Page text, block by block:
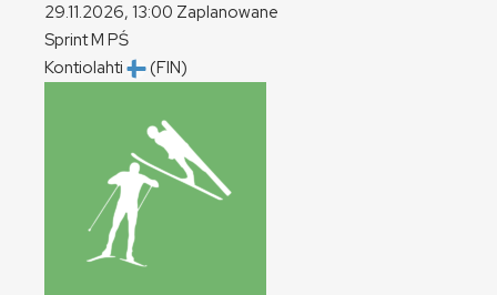
29.11.2026, 13:00 Zaplanowane
SprintM PŚ
Kontiolahti
(FIN)